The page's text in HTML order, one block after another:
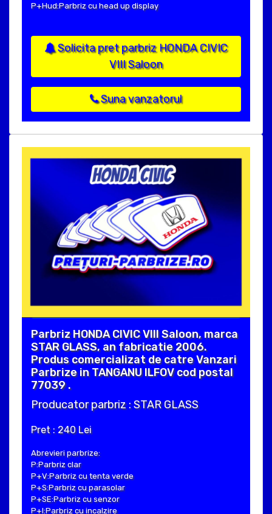
P+Hud:Parbriz cu head up display
Solicita pret parbriz HONDA CIVIC
VIII Saloon
Suna vanzatorul
Parbriz HONDA CIVIC VIII Saloon, marca
STAR GLASS, an fabricatie 2006.
Produs comercializat de catre Vanzari
Parbrize in TANGANU ILFOV cod postal
77039 .
Producator parbriz : STAR GLASS
Pret : 240 Lei
Abrevieri parbrize:
P:Parbriz clar
P+V:Parbriz cu tenta verde
P+S:Parbriz cu parasolar
P+SE:Parbriz cu senzor
P+I:Parbriz cu incalzire